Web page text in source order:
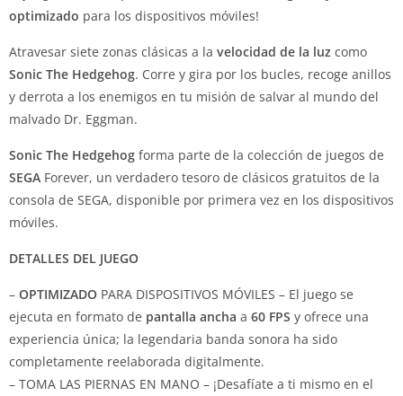
optimizado para los dispositivos móviles!
Atravesar siete zonas clásicas a la velocidad de la luz como
Sonic The Hedgehog. Corre y gira por los bucles, recoge anillos
y derrota a los enemigos en tu misión de salvar al mundo del
malvado Dr. Eggman.
Sonic The Hedgehog forma parte de la colección de juegos de
SEGA Forever, un verdadero tesoro de clásicos gratuitos de la
consola de SEGA, disponible por primera vez en los dispositivos
móviles.
DETALLES DEL JUEGO
– OPTIMIZADO PARA DISPOSITIVOS MÓVILES – El juego se
ejecuta en formato de pantalla ancha a 60 FPS y ofrece una
experiencia única; la legendaria banda sonora ha sido
completamente reelaborada digitalmente.
– TOMA LAS PIERNAS EN MANO – ¡Desafíate a ti mismo en el